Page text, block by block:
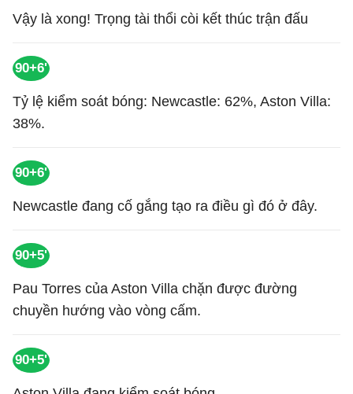
Vậy là xong! Trọng tài thổi còi kết thúc trận đấu
90+6'
Tỷ lệ kiểm soát bóng: Newcastle: 62%, Aston Villa:
38%.
90+6'
Newcastle đang cố gắng tạo ra điều gì đó ở đây.
90+5'
Pau Torres của Aston Villa chặn được đường
chuyền hướng vào vòng cấm.
90+5'